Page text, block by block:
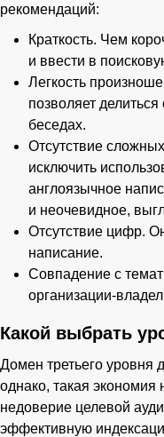
рекомендаций:
Краткость. Чем
и ввести в
Легкость
позволяет
беседах.
Отсутствие
исключить
англоязычное
и неочевидное,
Отсутствие цифр.
написание.
Совпадение с
организации-
Какой выбрать
Домен третьего уровня
однако, такая
недоверие целевой
эффективную